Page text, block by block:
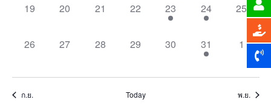
0
19
0
20
0
21
0
22
1
event,
23
1
event,
24
0
events,
25
0
26
0
27
0
28
0
29
0
30
1
event,
31
0
events,
1
ก.ย. Today พ.ย.